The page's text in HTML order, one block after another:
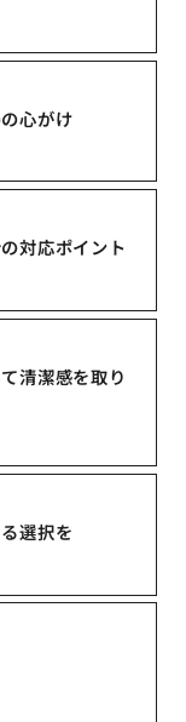
心がけ
対応ポイント
清潔感を取り
選択を